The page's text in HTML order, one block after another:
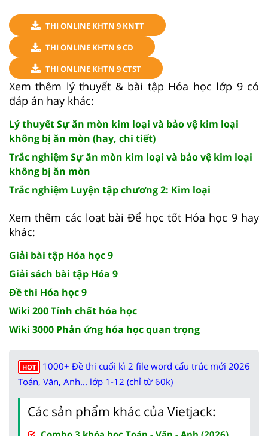
THI ONLINE KHTN 9 KNTT
THI ONLINE KHTN 9 CD
THI ONLINE KHTN 9 CTST
Xem thêm lý thuyết & bài tập Hóa học lớp 9 có
đáp án hay khác:
Lý thuyết Sự ăn mòn kim loại và bảo vệ kim loại
không bị ăn mòn (hay, chi tiết)
Trắc nghiệm Sự ăn mòn kim loại và bảo vệ kim loại
không bị ăn mòn
Trắc nghiệm Luyện tập chương 2: Kim loại
Xem thêm các loạt bài Để học tốt Hóa học 9 hay
khác:
Giải bài tập Hóa học 9
Giải sách bài tập Hóa 9
Đề thi Hóa học 9
Wiki 200 Tính chất hóa học
Wiki 3000 Phản ứng hóa học quan trọng
HOT
1000+ Đề thi cuối kì 2 file word cấu trúc mới 2026
Toán, Văn, Anh... lớp 1-12 (chỉ từ 60k)
Các sản phẩm khác của Vietjack: